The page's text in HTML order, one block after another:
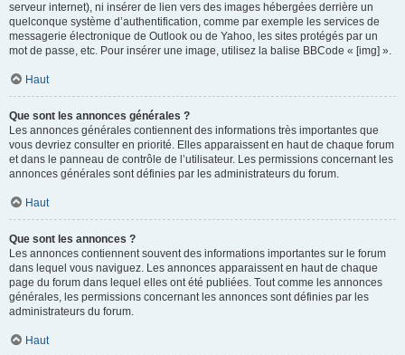
serveur internet), ni insérer de lien vers des images hébergées derrière un
quelconque système d’authentification, comme par exemple les services de
messagerie électronique de Outlook ou de Yahoo, les sites protégés par un
mot de passe, etc. Pour insérer une image, utilisez la balise BBCode « [img] ».
Haut
Que sont les annonces générales ?
Les annonces générales contiennent des informations très importantes que
vous devriez consulter en priorité. Elles apparaissent en haut de chaque forum
et dans le panneau de contrôle de l’utilisateur. Les permissions concernant les
annonces générales sont définies par les administrateurs du forum.
Haut
Que sont les annonces ?
Les annonces contiennent souvent des informations importantes sur le forum
dans lequel vous naviguez. Les annonces apparaissent en haut de chaque
page du forum dans lequel elles ont été publiées. Tout comme les annonces
générales, les permissions concernant les annonces sont définies par les
administrateurs du forum.
Haut